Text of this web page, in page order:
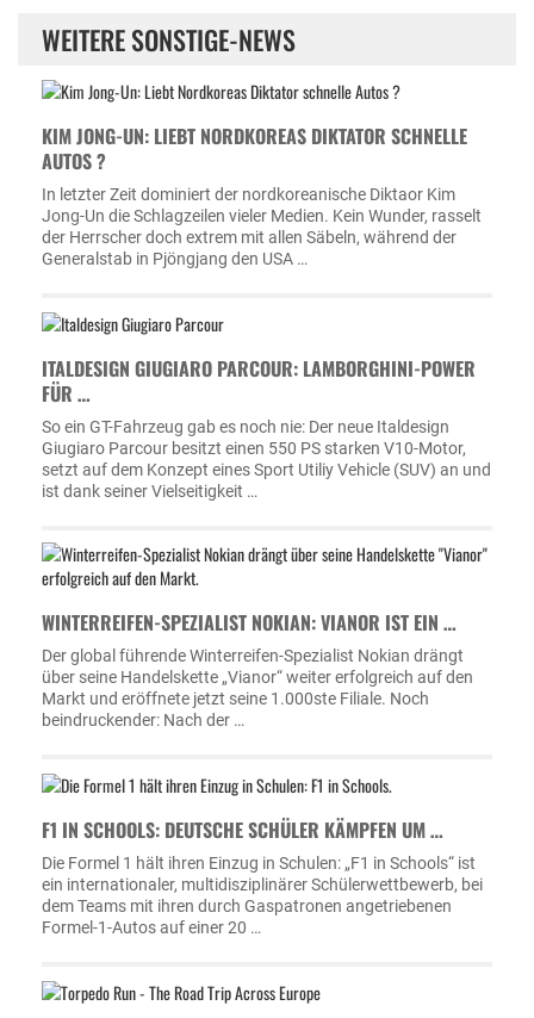
WEITERE SONSTIGE-NEWS
KIM JONG-UN: LIEBT NORDKOREAS DIKTATOR SCHNELLE
AUTOS ?
In letzter Zeit dominiert der nordkoreanische Diktaor Kim
Jong-Un die Schlagzeilen vieler Medien. Kein Wunder, rasselt
der Herrscher doch extrem mit allen Säbeln, während der
Generalstab in Pjöngjang den USA …
ITALDESIGN GIUGIARO PARCOUR: LAMBORGHINI-POWER
FÜR …
So ein GT-Fahrzeug gab es noch nie: Der neue Italdesign
Giugiaro Parcour besitzt einen 550 PS starken V10-Motor,
setzt auf dem Konzept eines Sport Utiliy Vehicle (SUV) an und
ist dank seiner Vielseitigkeit …
WINTERREIFEN-SPEZIALIST NOKIAN: VIANOR IST EIN …
Der global führende Winterreifen-Spezialist Nokian drängt
über seine Handelskette „Vianor“ weiter erfolgreich auf den
Markt und eröffnete jetzt seine 1.000ste Filiale. Noch
beindruckender: Nach der …
F1 IN SCHOOLS: DEUTSCHE SCHÜLER KÄMPFEN UM …
Die Formel 1 hält ihren Einzug in Schulen: „F1 in Schools“ ist
ein internationaler, multidisziplinärer Schülerwettbewerb, bei
dem Teams mit ihren durch Gaspatronen angetriebenen
Formel-1-Autos auf einer 20 …